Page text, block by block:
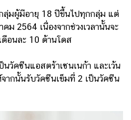
ลุ่มผู้มีอายุ 18 ปีขึ้นไปทุกกลุ่ม แต่
ม 2564 เนื่องจากช่วงเวลานั้นจะ
ดือนละ 10 ด้านโดส
นวัคซีนแอสตร้าเซนเนก้า และเว้น
ากนั้นรับวัคซีนเข็มที่ 2 เป็นวัคซีน